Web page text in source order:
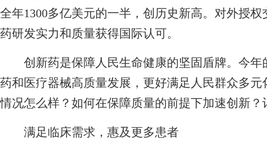
全年1300多亿美元的一半，创历史新高。对外授
药研发实力和质量获得国际认可。
创新药是保障人民生命健康的坚固盾牌。今年
药和医疗器械高质量发展，更好满足人民群众多
情况怎么样？如何在保障质量的前提下加速创新
满足临床需求，惠及更多患者